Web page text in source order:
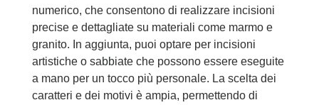
numerico, che consentono di realizzare incisioni
precise e dettagliate su materiali come marmo e
granito. In aggiunta, puoi optare per incisioni
artistiche o sabbiate che possono essere eseguite
a mano per un tocco più personale. La scelta dei
caratteri e dei motivi è ampia, permettendo di